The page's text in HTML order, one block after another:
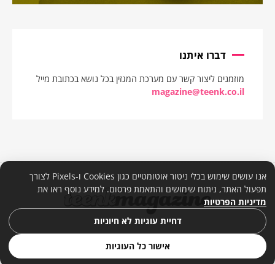
דברו איתנו
מוזמנים ליצור קשר עם מערכת המגזין בכל נושא בכתובת מייל
magazine@teenk.co.il
מדיניות פרטיות
אנו עושים שימוש בכלי ניטור אוטומטיים כגון Cookies ו-Pixels לצורך
תפעול האתר, ניתוח שימושים והתאמת פרסום. למידע נוסף ראו את
מדיניות הפרטיות
דחיית עוגיות לא חיוניות
אישור כל העוגיות